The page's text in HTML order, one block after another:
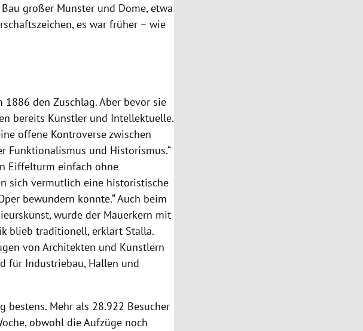
großer Münster und Dome, etwa
es war früher – wie
1886 den Zuschlag. Aber bevor sie
bereits Künstler und Intellektuelle.
offene Kontroverse zwischen
Funktionalismus und Historismus.“
Eiffelturm einfach ohne
sich vermutlich eine historistische
bewundern konnte.“ Auch beim
wurde der Mauerkern mit
blieb traditionell, erklärt Stalla.
von Architekten und Künstlern
für Industriebau, Hallen und
Mehr als 28.922 Besucher
obwohl die Aufzüge noch